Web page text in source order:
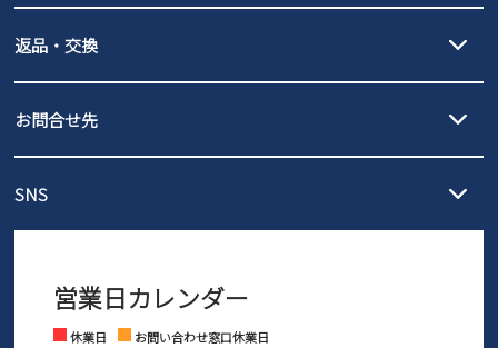
北海道・本州・四国・九州…550円
3,980円（税込）以上お買い上げで送料無料
発送日・送料詳細については
ご利用ください。
全国一律…220円（税込）
発送日・送料詳細についてはご利用ガイドを
ご利用ください。
返品・交換
の片道無料サービスを実施中！
ントとしても安心してご利用いただけるよう、サイズ交換の受付期
さい。
お問合せ先
営業時間：11時～17時
※土日祝はお問い合わせ窓口休業日となります。
SNS
Facebook Instagram
営業日カレンダー
休業日
お問い合わせ窓口休業日